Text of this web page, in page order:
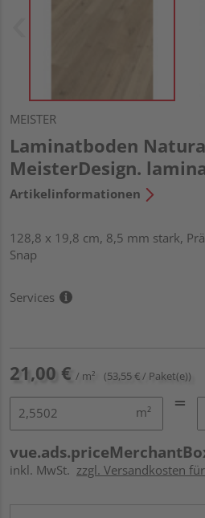
MEISTER
Laminatboden
MeisterDesign.
Artikelinformationen
128,8 x 19,8 cm, 8,5 mm stark,
Snap
Services
21,00 € / m² (53,55 € / Paket(e))
m²
inkl. MwSt. zzgl. Versandkosten